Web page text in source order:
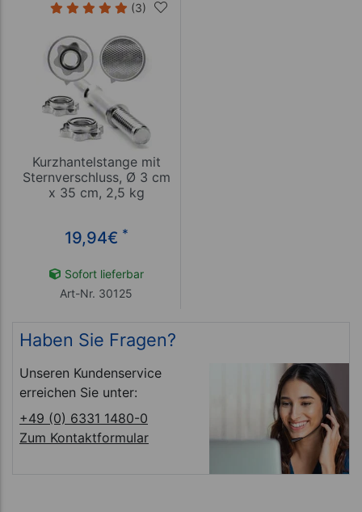
(3)
Kurzhantelstange mit
Sternverschluss, Ø 3 cm
x 35 cm, 2,5 kg
19,94€ *
Sofort lieferbar
Art-Nr. 30125
Haben Sie Fragen?
Unseren Kundenservice
erreichen Sie unter:
+49 (0) 6331 1480-0
Zum Kontaktformular